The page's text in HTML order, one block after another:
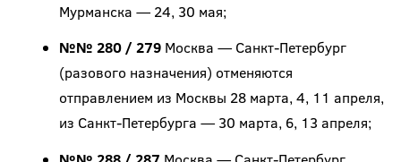
Мурманска — 24, 30 мая;
№№ 280 / 279Москва — Санкт-Петербург
(разового назначения) отменяются
отправлением из Москвы 28 марта, 4, 11 апреля,
из Санкт-Петербурга — 30 марта, 6, 13 апреля;